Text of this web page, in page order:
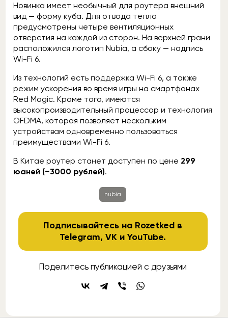
Новинка имеет необычный для роутера внешний
вид — форму куба. Для отвода тепла
предусмотрены четыре вентиляционных
отверстия на каждой из сторон. На верхней грани
расположился логотип Nubia, а сбоку — надпись
Wi-Fi 6.
Из технологий есть поддержка Wi-Fi 6, а также
режим ускорения во время игры на смартфонах
Red Magic. Кроме того, имеются
высокопроизводительный процессор и технология
OFDMA, которая позволяет нескольким
устройствам одновременно пользоваться
преимуществами Wi-Fi 6.
В Китае роутер станет доступен по цене 299
юаней (~3000 рублей).
nubia
Подписывайтесь на Rozetked в
Telegram,VK иYouTube.
Поделитесь публикацией с друзьями